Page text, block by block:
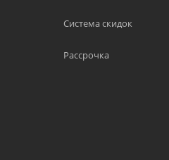
Система скидок
Рассрочка